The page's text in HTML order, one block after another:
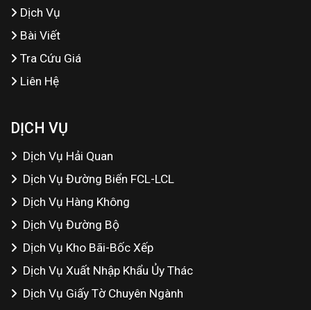
Dịch Vụ
Bài Viết
Tra Cứu Giá
Liên Hệ
DỊCH VỤ
Dịch Vụ Hải Quan
Dịch Vụ Đường Biển FCL-LCL
Dịch Vụ Hàng Không
Dịch Vụ Đường Bộ
Dịch Vụ Kho Bãi-Bốc Xếp
Dịch Vụ Xuất Nhập Khẩu Ủy Thác
Dịch Vụ Giấy Tờ Chuyên Ngành